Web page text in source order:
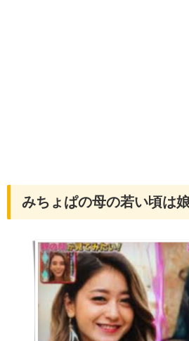
みちょぱの母の若い頃は